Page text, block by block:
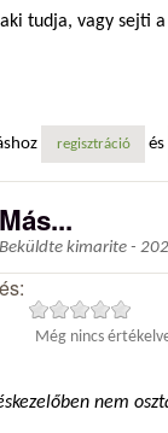
tudja, vagy sejti
regisztráció és
Más...
Beküldte kimarite -
Még nincs
nem